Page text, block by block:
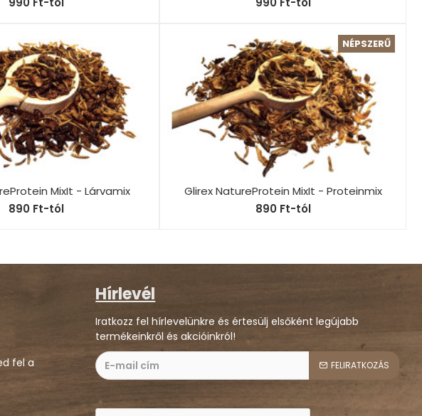
MixIt - Lárvamix
890 Ft-tól
NÉPSZERŰ
Glirex NatureProtein MixIt - Proteinmix
890 Ft-tól
fel a
Hírlevél
Iratkozz fel hírlevelünkre és értesülj elsőként legújabb
termékeinkről és akcióinkról!
FELIRATKOZÁS